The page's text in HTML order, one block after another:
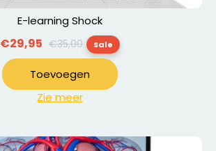
E-learning Shock
€29,95 Normale
prijs
€35,00 Sale
Toevoegen
Zie meer